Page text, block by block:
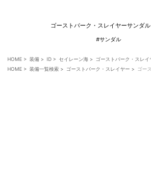
ゴーストバーク・スレイヤーサンダ
#サンダル
HOME > 装備 > ID > セイレーン海 > ゴーストバーク・スレイ
HOME > 装備一覧検索 > ゴーストバーク・スレイヤー > ゴー